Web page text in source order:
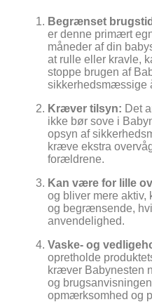
Begrænset
er denne primært
måneder af din
at rulle eller kravle,
stoppe brugen af
sikkerhedsmæssige
Kræver tilsyn: Det
ikke bør sove i
opsyn af
kræve ekstra
forældrene.
Kan være for lille
og bliver mere aktiv,
og begrænsende,
anvendelighed.
Vaske- og
opretholde
kræver Babynesten
og
opmærksomhed og